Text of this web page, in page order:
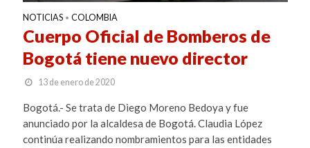
NOTICIAS • COLOMBIA
Cuerpo Oficial de Bomberos de
Bogotá tiene nuevo director
13 de enero de 2020
Bogotá.- Se trata de Diego Moreno Bedoya y fue
anunciado por la alcaldesa de Bogotá. Claudia López
continúa realizando nombramientos para las entidades